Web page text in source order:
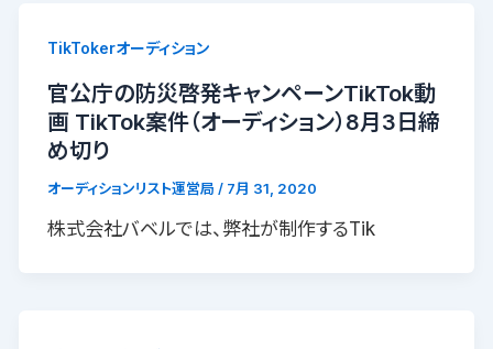
TikTokerオーディション
官公庁の防災啓発キャンペーンTikTok動
画 TikTok案件（オーディション）8月3日締
め切り
オーディションリスト運営局 / 7月 31, 2020
株式会社バベルでは、弊社が制作するTik